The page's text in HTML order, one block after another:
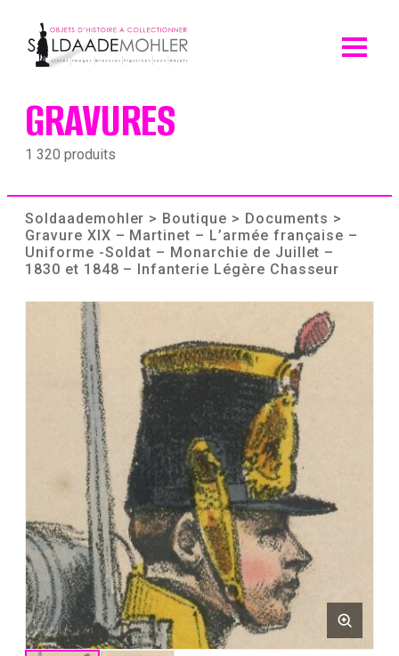
content
GRAVURES
1 320 produits
Soldaademohler > Boutique > Documents >
Gravure XIX – Martinet – L’armée française –
Uniforme -Soldat – Monarchie de Juillet –
1830 et 1848 – Infanterie Légère Chasseur